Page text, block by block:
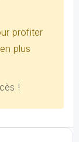
profiter
plus
!